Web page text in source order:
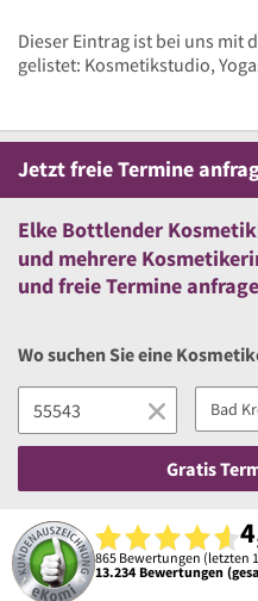
Dieser Eintrag ist bei uns mit
gelistet: Kosmetikstudio,
JetztfreieTermine
Elke Bottlender
und mehrere
undfreieTermine
Wo suchen Sie eine
Gratis
865 Bewertungen (letzten
13.234 Bewertungen